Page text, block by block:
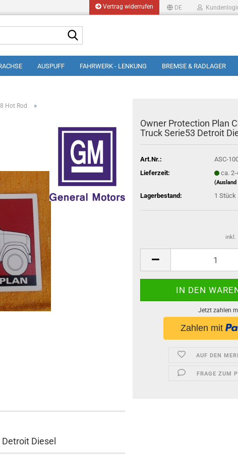
Vertrag widerrufen DE
AUSPUFF FAHRWERK - LENKUNG BREMSE & RADLAGER
Hot Rod »
Owner Protection Plan
Truck Serie53 Detroit
Art.Nr.:
ASC-
Lieferzeit:
ca. 2-
(Ausland
Lagerbestand: 1Stück
inkl.
Jetzt zahlen
AUF DEN
FRAGE ZUM
Diesel